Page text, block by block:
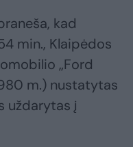
kad
min., Klaipėdos
„Ford
m.) nustatytas
uždarytas į